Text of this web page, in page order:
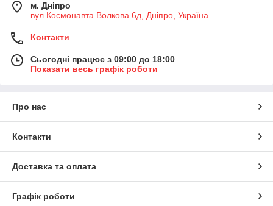
м. Дніпро
вул.Космонавта Волкова 6д, Дніпро, Україна
Контакти
Сьогодні працює з 09:00 до 18:00
Показати весь графік роботи
Про нас
Контакти
Доставка та оплата
Графік роботи